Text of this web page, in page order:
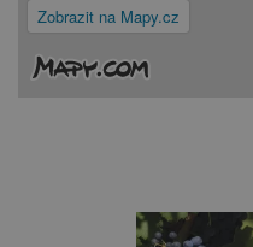
Zobrazit na Mapy.cz